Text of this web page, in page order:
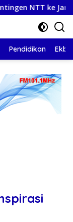
ke Jambore
Pendidikan Ekbis